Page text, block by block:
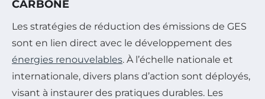
CARBONE
Les stratégies de réduction des émissions de GES
sont en lien direct avec le développement des
énergies renouvelables. À l’échelle nationale et
internationale, divers plans d’action sont déployés,
visant à instaurer des pratiques durables. Les